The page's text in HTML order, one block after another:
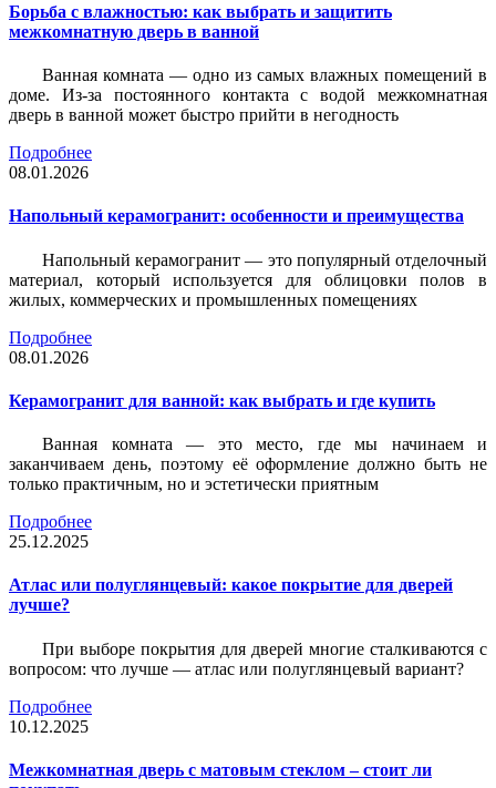
Борьба с влажностью: как выбрать и защитить
межкомнатную дверь в ванной
Ванная комната — одно из самых влажных помещений в
доме. Из-за постоянного контакта с водой межкомнатная
дверь в ванной может быстро прийти в негодность
Подробнее
08.01.2026
Напольный керамогранит: особенности и преимущества
Напольный керамогранит — это популярный отделочный
материал, который используется для облицовки полов в
жилых, коммерческих и промышленных помещениях
Подробнее
08.01.2026
Керамогранит для ванной: как выбрать и где купить
Ванная комната — это место, где мы начинаем и
заканчиваем день, поэтому её оформление должно быть не
только практичным, но и эстетически приятным
Подробнее
25.12.2025
Атлас или полуглянцевый: какое покрытие для дверей
лучше?
При выборе покрытия для дверей многие сталкиваются с
вопросом: что лучше — атлас или полуглянцевый вариант?
Подробнее
10.12.2025
Межкомнатная дверь с матовым стеклом – стоит ли